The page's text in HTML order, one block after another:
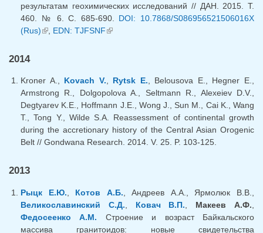
результатам геохимических исследований // ДАН. 2015. Т.
460. № 6. С. 685-690. DOI: 10.7868/S086956521506016X
(Rus)(внешняя ссылка)
EDN: TJFSNF(внешняя ссылка)
2014
Kroner A., Kovach V., Rytsk E., Belousova E., Hegner E.,
Armstrong R., Dolgopolova A., Seltmann R., Alexeiev D.V.,
Degtyarev K.E., Hoffmann J.E., Wong J., Sun M., Cai K., Wang
T., Tong Y., Wilde S.A. Reassessment of continental growth
during the accretionary history of the Central Asian Orogenic
Belt // Gondwana Research. 2014. V. 25. P. 103-125.
2013
Рыцк Е.Ю. Котов А.Б. , Андреев А.А., Ярмолюк В.В.,
Великославинский С.Д.
Ковач В.П. Макеев А.Ф.
Федосеенко А.М. Строение и возраст Байкальского
массива гранитоидов: новые свидетельства